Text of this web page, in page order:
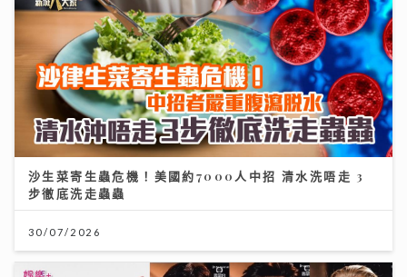
沙生菜寄生蟲危機！美國約7000人中招 清水洗唔走 3
步徹底洗走蟲蟲
30/07/2026